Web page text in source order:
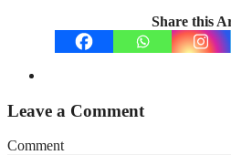
Share this
Leave a Comment
Comment